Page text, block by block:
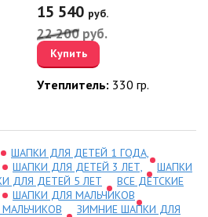
15 540 руб.
22 200 руб.
Купить
Утеплитель: 330 гр.
ШАПКИ ДЛЯ ДЕТЕЙ 1 ГОДА,
ШАПКИ ДЛЯ ДЕТЕЙ 3 ЛЕТ,
ШАПКИ
ДЛЯ ДЕТЕЙ 5 ЛЕТ
ВСЕ ДЕТСКИЕ
ШАПКИ ДЛЯ МАЛЬЧИКОВ
ЗИМНИЕ ШАПКИ ДЛЯ